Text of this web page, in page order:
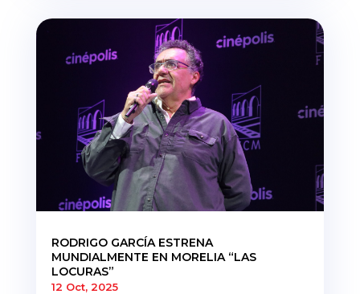
RODRIGO GARCÍA ESTRENA
MUNDIALMENTE EN MORELIA “LAS
LOCURAS”
12 Oct, 2025